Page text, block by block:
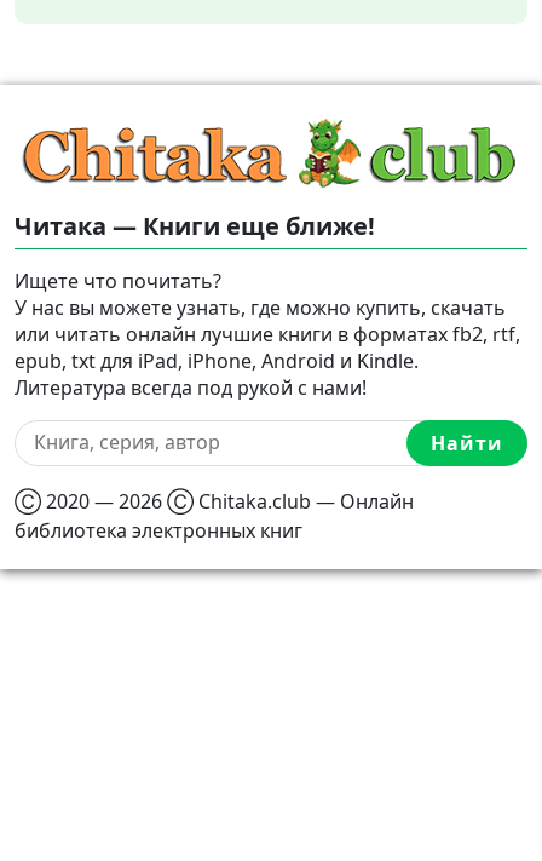
Читака — Книги еще ближе!
Ищете что почитать?
У нас вы можете узнать, где можно купить, скачать
или читать онлайн лучшие книги в форматах fb2, rtf,
epub, txt для iPad, iPhone, Android и Kindle.
Литература всегда под рукой с нами!
Найти
Ⓒ 2020 — 2026 Ⓒ Chitaka.club — Онлайн
библиотека электронных книг